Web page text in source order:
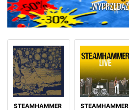
WYPRZEDAŻ
STEAMHAMMER
STEAMHAMMER